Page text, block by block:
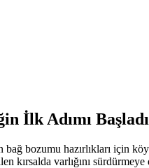
İlk Adımı Başladı
bozumu hazırlıkları için
kırsalda varlığını